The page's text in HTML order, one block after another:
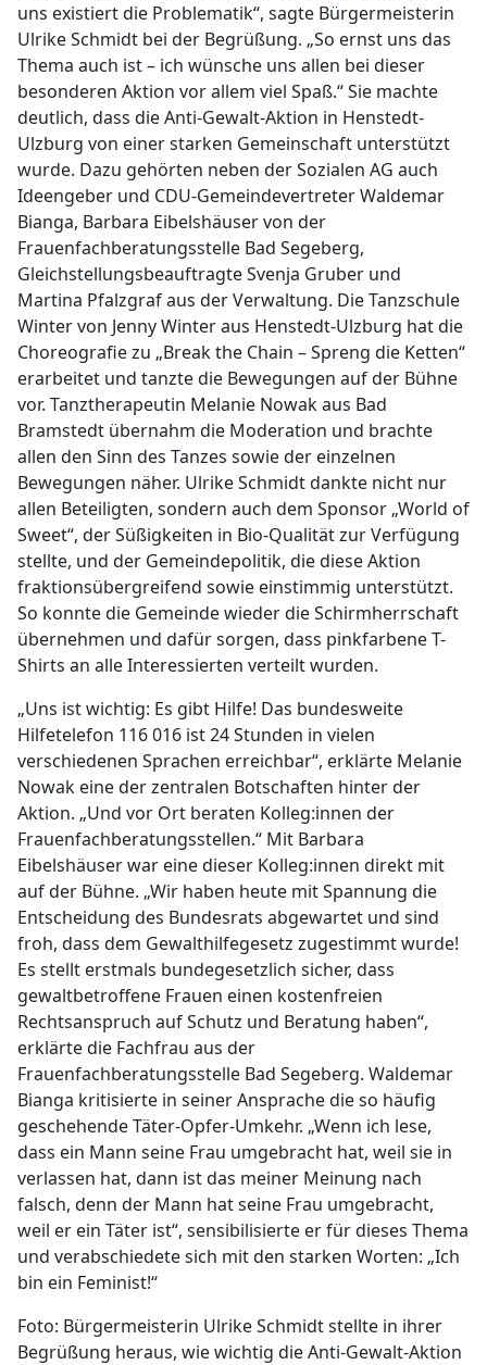
uns existiert die Problematik“, sagte Bürgermeisterin
Ulrike Schmidt bei der Begrüßung. „So ernst uns das
Thema auch ist – ich wünsche uns allen bei dieser
besonderen Aktion vor allem viel Spaß.“ Sie machte
deutlich, dass die Anti-Gewalt-Aktion in Henstedt-
Ulzburg von einer starken Gemeinschaft unterstützt
wurde. Dazu gehörten neben der Sozialen AG auch
Ideengeber und CDU-Gemeindevertreter Waldemar
Bianga, Barbara Eibelshäuser von der
Frauenfachberatungsstelle Bad Segeberg,
Gleichstellungsbeauftragte Svenja Gruber und
Martina Pfalzgraf aus der Verwaltung. Die Tanzschule
Winter von Jenny Winter aus Henstedt-Ulzburg hat die
Choreografie zu „Break the Chain – Spreng die Ketten“
erarbeitet und tanzte die Bewegungen auf der Bühne
vor. Tanztherapeutin Melanie Nowak aus Bad
Bramstedt übernahm die Moderation und brachte
allen den Sinn des Tanzes sowie der einzelnen
Bewegungen näher. Ulrike Schmidt dankte nicht nur
allen Beteiligten, sondern auch dem Sponsor „World of
Sweet“, der Süßigkeiten in Bio-Qualität zur Verfügung
stellte, und der Gemeindepolitik, die diese Aktion
fraktionsübergreifend sowie einstimmig unterstützt.
So konnte die Gemeinde wieder die Schirmherrschaft
übernehmen und dafür sorgen, dass pinkfarbene T-
Shirts an alle Interessierten verteilt wurden.
„Uns ist wichtig: Es gibt Hilfe! Das bundesweite
Hilfetelefon 116 016 ist 24 Stunden in vielen
verschiedenen Sprachen erreichbar“, erklärte Melanie
Nowak eine der zentralen Botschaften hinter der
Aktion. „Und vor Ort beraten Kolleg:innen der
Frauenfachberatungsstellen.“ Mit Barbara
Eibelshäuser war eine dieser Kolleg:innen direkt mit
auf der Bühne. „Wir haben heute mit Spannung die
Entscheidung des Bundesrats abgewartet und sind
froh, dass dem Gewalthilfegesetz zugestimmt wurde!
Es stellt erstmals bundegesetzlich sicher, dass
gewaltbetroffene Frauen einen kostenfreien
Rechtsanspruch auf Schutz und Beratung haben“,
erklärte die Fachfrau aus der
Frauenfachberatungsstelle Bad Segeberg. Waldemar
Bianga kritisierte in seiner Ansprache die so häufig
geschehende Täter-Opfer-Umkehr. „Wenn ich lese,
dass ein Mann seine Frau umgebracht hat, weil sie in
verlassen hat, dann ist das meiner Meinung nach
falsch, denn der Mann hat seine Frau umgebracht,
weil er ein Täter ist“, sensibilisierte er für dieses Thema
und verabschiedete sich mit den starken Worten: „Ich
bin ein Feminist!“
Foto: Bürgermeisterin Ulrike Schmidt stellte in ihrer
Begrüßung heraus, wie wichtig die Anti-Gewalt-Aktion